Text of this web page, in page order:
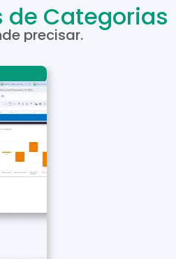
de Categorias
precisar.